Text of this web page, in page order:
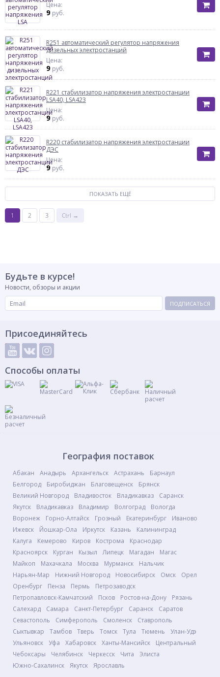
Цена:
9 руб.
R251 автоматический регулятор напряжения
дизельных электростанций
Цена:
9 руб.
R221 стабилизатор напряжения электростанции
LSA40, LSA423
Цена:
9руб.
R220 стабилизатор напряжения электростанции
ДЭС
Цена:
9руб.
ПОКАЗАТЬ ЕЩЁ
1 2 3 Ctrl →
Будьте в курсе!
Новости, обзоры и акции
ПОДПИСАТЬСЯ
Присоединяйтесь
Способы оплаты
География поставок
Абакан Анадырь Архангельск Астрахань
Барнаул
Белгород
Биробиджан Благовещенск
Брянск
Великий Новгород
Владивосток Владикавказ
Саранск
Якутск
Владикавказ Владимир Волгоград
Вологда
Воронеж
Горно-Алтайск Грозный Екатеринбург
Иваново
Ижевск
Йошкар-Ола Иркутск Казань
Калининград
Калуга
Кемерово Киров Кострома
Краснодар
Красноярск
Курган Кызыл Липецк Магадан
Магас
Майкоп
Махачкала Москва Мурманск
Нальчик
Нарьян-Мар
Нижний Новгород Новосибирск Омск
Орел
Оренбург
Пенза Пермь
Петрозаводск
Петропавловск-Камчатский
Псков Ростов-на-Дону
Рязань
Салехард
Самара Санкт-Петербург Саранск
Саратов
Севастополь
Симферополь Смоленск
Ставрополь
Сыктывкар
Тамбов Тверь Томск Тула Тюмень
Улан-Удэ
Ульяновск
Уфа Хабаровск Ханты-Мансийск
Центральный
Чебоксары
Челябинск Черкесск Чита
Элиста
Южно-Сахалинск
Якутск Ярославль